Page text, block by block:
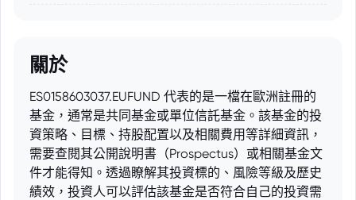
關於
ES0158603037.EUFUND 代表的是一檔在歐洲註冊的
基金，通常是共同基金或單位信託基金。該基金的投
資策略、目標、持股配置以及相關費用等詳細資訊，
需要查閱其公開說明書（Prospectus）或相關基金文
件才能得知。透過瞭解其投資標的、風險等級及歷史
績效，投資人可以評估該基金是否符合自己的投資需